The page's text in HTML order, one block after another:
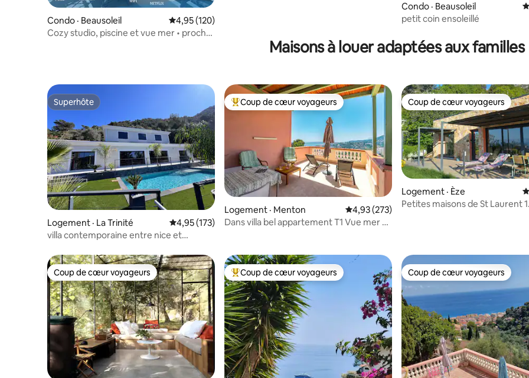
Condo · Beausoleil Note moyenne de 4,95 sur 5, 120 commentaires
4,95 (120)
Cozy studio, piscine et vue mer • proche
Condo · Beausoleil
petit coin ensoleillé
Maisons à louer adaptées aux familles
Superhôte
Superhôte
Logement · La Trinité Note moyenne de 4,95 sur 5, 173 commentaires
4,95 (173)
villa contemporaine entre nice et
Coup de cœur voyageurs parmi les plus aimés
Coup de cœur voyageurs
Logement · Menton Note moyenne de 4,93 sur 5, 273
4,93 (273)
Dans villa bel appartement T1 Vue mer et
Coup de cœur voyageurs
Coup de cœur voyageurs
Logement · Èze
Petites maisons de St Laurent 1.
Coup de cœur voyageurs
Coup de cœur voyageurs Coup de cœur voyageurs parmi les plus aimés
Coup de cœur voyageurs Coup de cœur voyageurs
Coup de cœur voyageurs